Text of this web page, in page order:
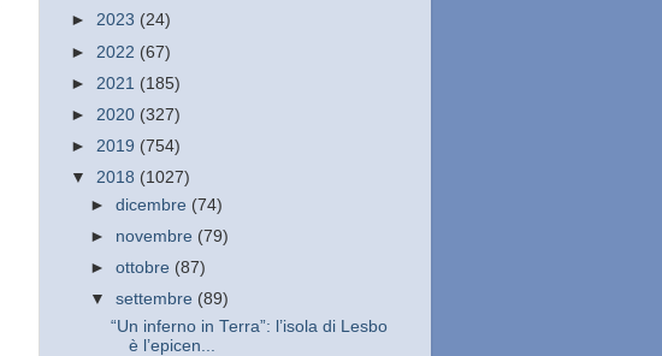
► 2023 (24)
► 2022 (67)
► 2021 (185)
► 2020 (327)
► 2019 (754)
▼ 2018 (1027)
►dicembre (74)
► novembre (79)
►ottobre (87)
▼settembre (89)
“Un inferno in Terra”: l’isola di Lesbo
è l’epicen...